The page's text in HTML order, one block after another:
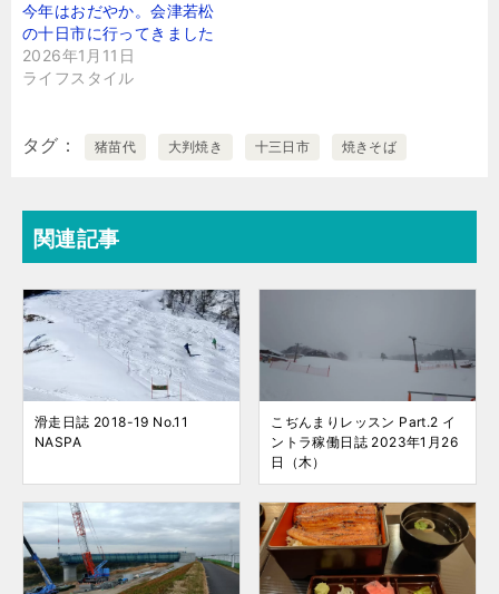
今年はおだやか。会津若松
の十日市に行ってきました
2026年1月11日
ライフスタイル
タグ 猪苗代 大判焼き 十三日市 焼きそば
関連記事
滑走日誌 2018-19 No.11
NASPA
こぢんまりレッスン Part.2 イ
ントラ稼働日誌 2023年1月26
日（木）